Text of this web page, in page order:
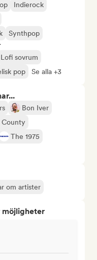
Indierock
Synthpop
Lofi sovrum
pop Se alla +3
Bon Iver
County
The 1975
om artister
möjligheter